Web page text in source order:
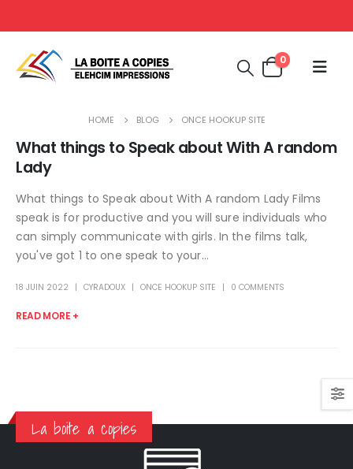
0
HOME BLOG ONCE HOOKUP SITE
What things to Speak about With A random
Lady
What things to Speak about With A random Lady Films
speak is for productive and you will sure individuals who
can simply communicate with girls. In the films talk,
you've got 1 to one speak to your...
18 JUIN 2022 CYRADOUX ONCE HOOKUP SITE 0 COMMENTS
READ MORE +
La boite a copies